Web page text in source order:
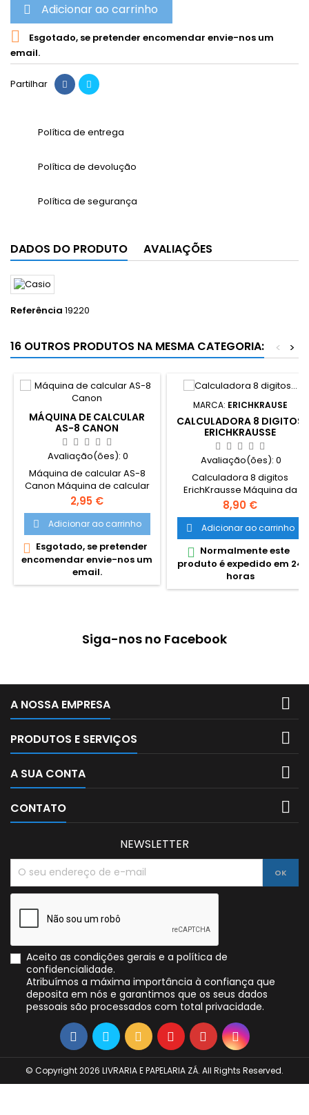
 Adicionar ao carrinho

Esgotado, se pretender encomendar envie-nos um
email.
Partilhar
Política de entrega
Política de devolução
Política de segurança
DADOS DO PRODUTO AVALIAÇÕES
Referência 19220
16 OUTROS PRODUTOS NA MESMA CATEGORIA: >
<
MÁQUINA DE CALCULAR
AS-8 CANON
Avaliação(ões): 0
Máquina de calcular AS-8
Canon Máquina de calcular
de bolso com tampa de
proteção em plástico. 8
digitos
Preço
2,95 €
 Adicionar ao carrinho
 Esgotado, se pretender
encomendar envie-nos um
email.
MARCA: ERICHKRAUSE
CALCULADORA 8 DIGITOS
ERICHKRAUSSE
Avaliação(ões): 0
Calculadora 8 digitos
ErichKrausse Máquina da
calcular 8 Digitos Botões
ergonómicos. A pilhas e
energia solar.
Preço
8,90 €
 Adicionar ao carrinho
 Normalmente este
produto é expedido em 24
horas
Siga-nos no Facebook
A NOSSA EMPRESA 
PRODUTOS E SERVIÇOS 
A SUA CONTA 
CONTATO 
NEWSLETTER
Aceito as condições gerais e a política de
confidencialidade.
Atribuímos a máxima importância à confiança que
deposita em nós e garantimos que os seus dados
pessoais são processados com total privacidade.
© Copyright 2026 LIVRARIA E PAPELARIA ZÁ. All Rights Reserved.